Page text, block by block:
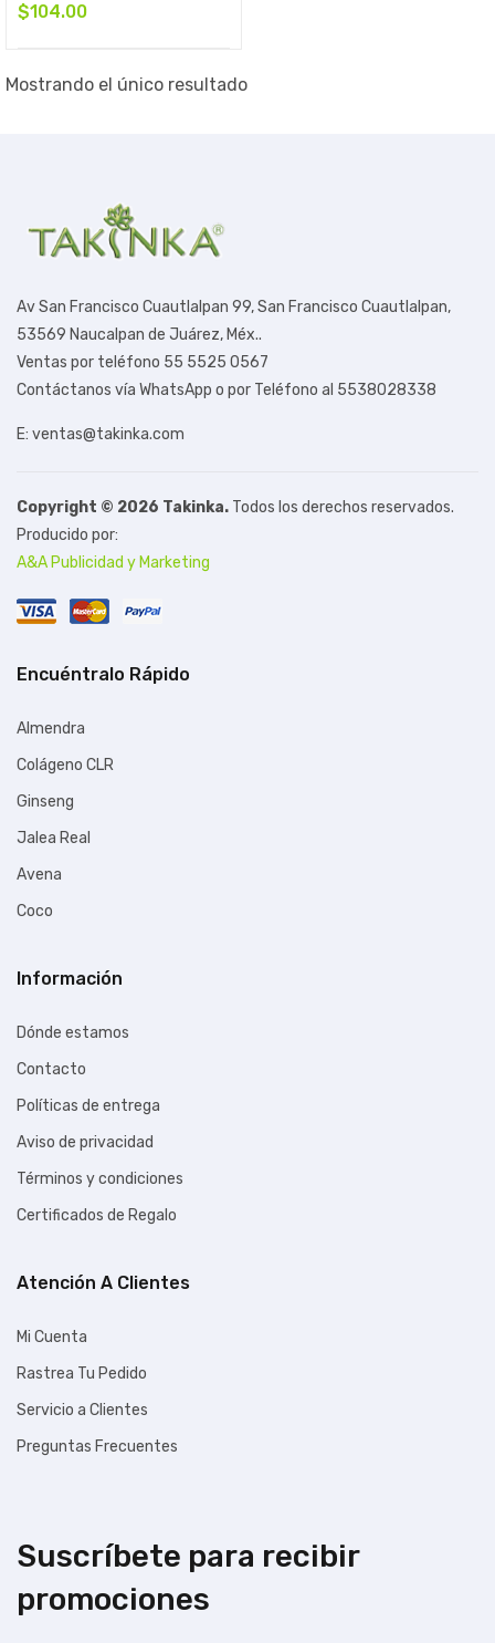
$104.00
Mostrando el único resultado
Av San Francisco Cuautlalpan 99,San Francisco Cuautlalpan,
53569 Naucalpan de Juárez, Méx..
Ventas por teléfono 55 5525 0567
Contáctanos vía WhatsApp o por Teléfono al 5538028338
E: ventas@takinka.com
Copyright © 2026 Takinka. Todos los derechos reservados.
Producido por:
A&A Publicidad y Marketing
Encuéntralo Rápido
Almendra
Colágeno CLR
Ginseng
Jalea Real
Avena
Coco
Información
Dónde estamos
Contacto
Políticas de entrega
Aviso de privacidad
Términos y condiciones
Certificados de Regalo
Atención A Clientes
Mi Cuenta
Rastrea Tu Pedido
Servicio a Clientes
Preguntas Frecuentes
Suscríbete para recibir
promociones